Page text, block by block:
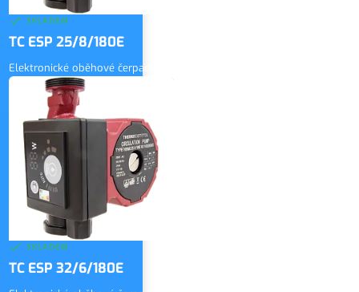
SKLADEM
TC ESP 25/8/180E
Elektronické oběhové čerpadlo
3 300 Kč bez DPH
3 993 Kč vč. DPH
SKLADEM
TC ESP 32/6/180E